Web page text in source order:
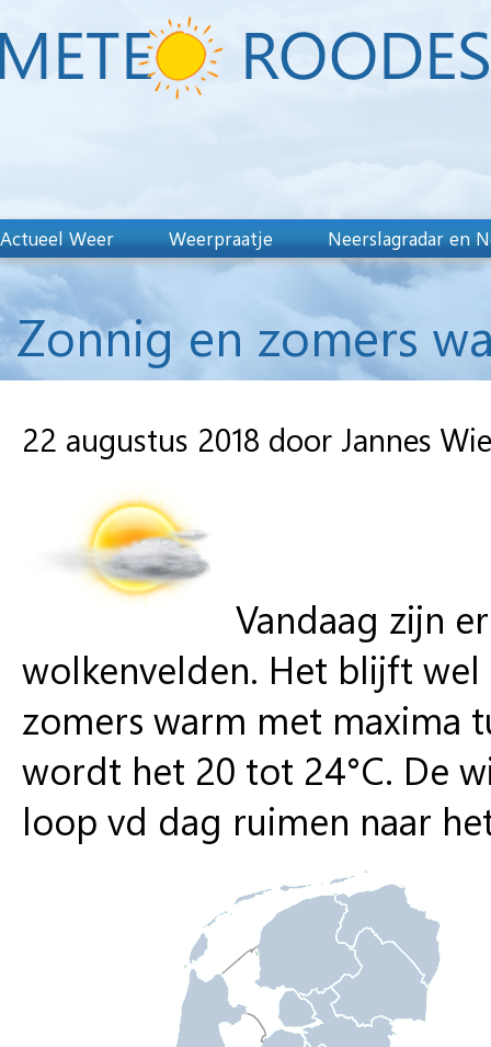
Actueel Weer Weerpraatje Neerslagradar en
Zonnig en zomers
22 augustus 2018 door Jannes
Vandaag zijn
wolkenvelden. Het blijft
zomers warm met maxima
wordt het 20 tot 24°C. De
loop vd dag ruimen naar